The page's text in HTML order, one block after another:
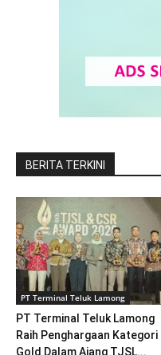
BERITA TERKINI
PT Terminal Teluk Lamong
PT Terminal Teluk Lamong
Raih Penghargaan Kategori
Gold Dalam Ajang TJSL...